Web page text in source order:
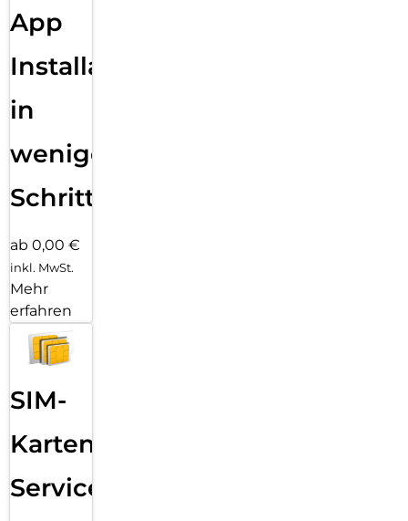
App
Installation
in
wenigen
Schritten
ab 0,00 €
inkl. MwSt.
Mehr
erfahren
SIM-
Karten
Service: